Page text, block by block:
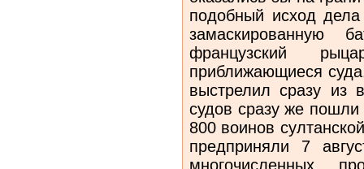
подобный исход
замаскированную
французский
приближающиеся
выстрелил сразу из
судов сразу же
800 воинов
предприняли 7
многочисленных